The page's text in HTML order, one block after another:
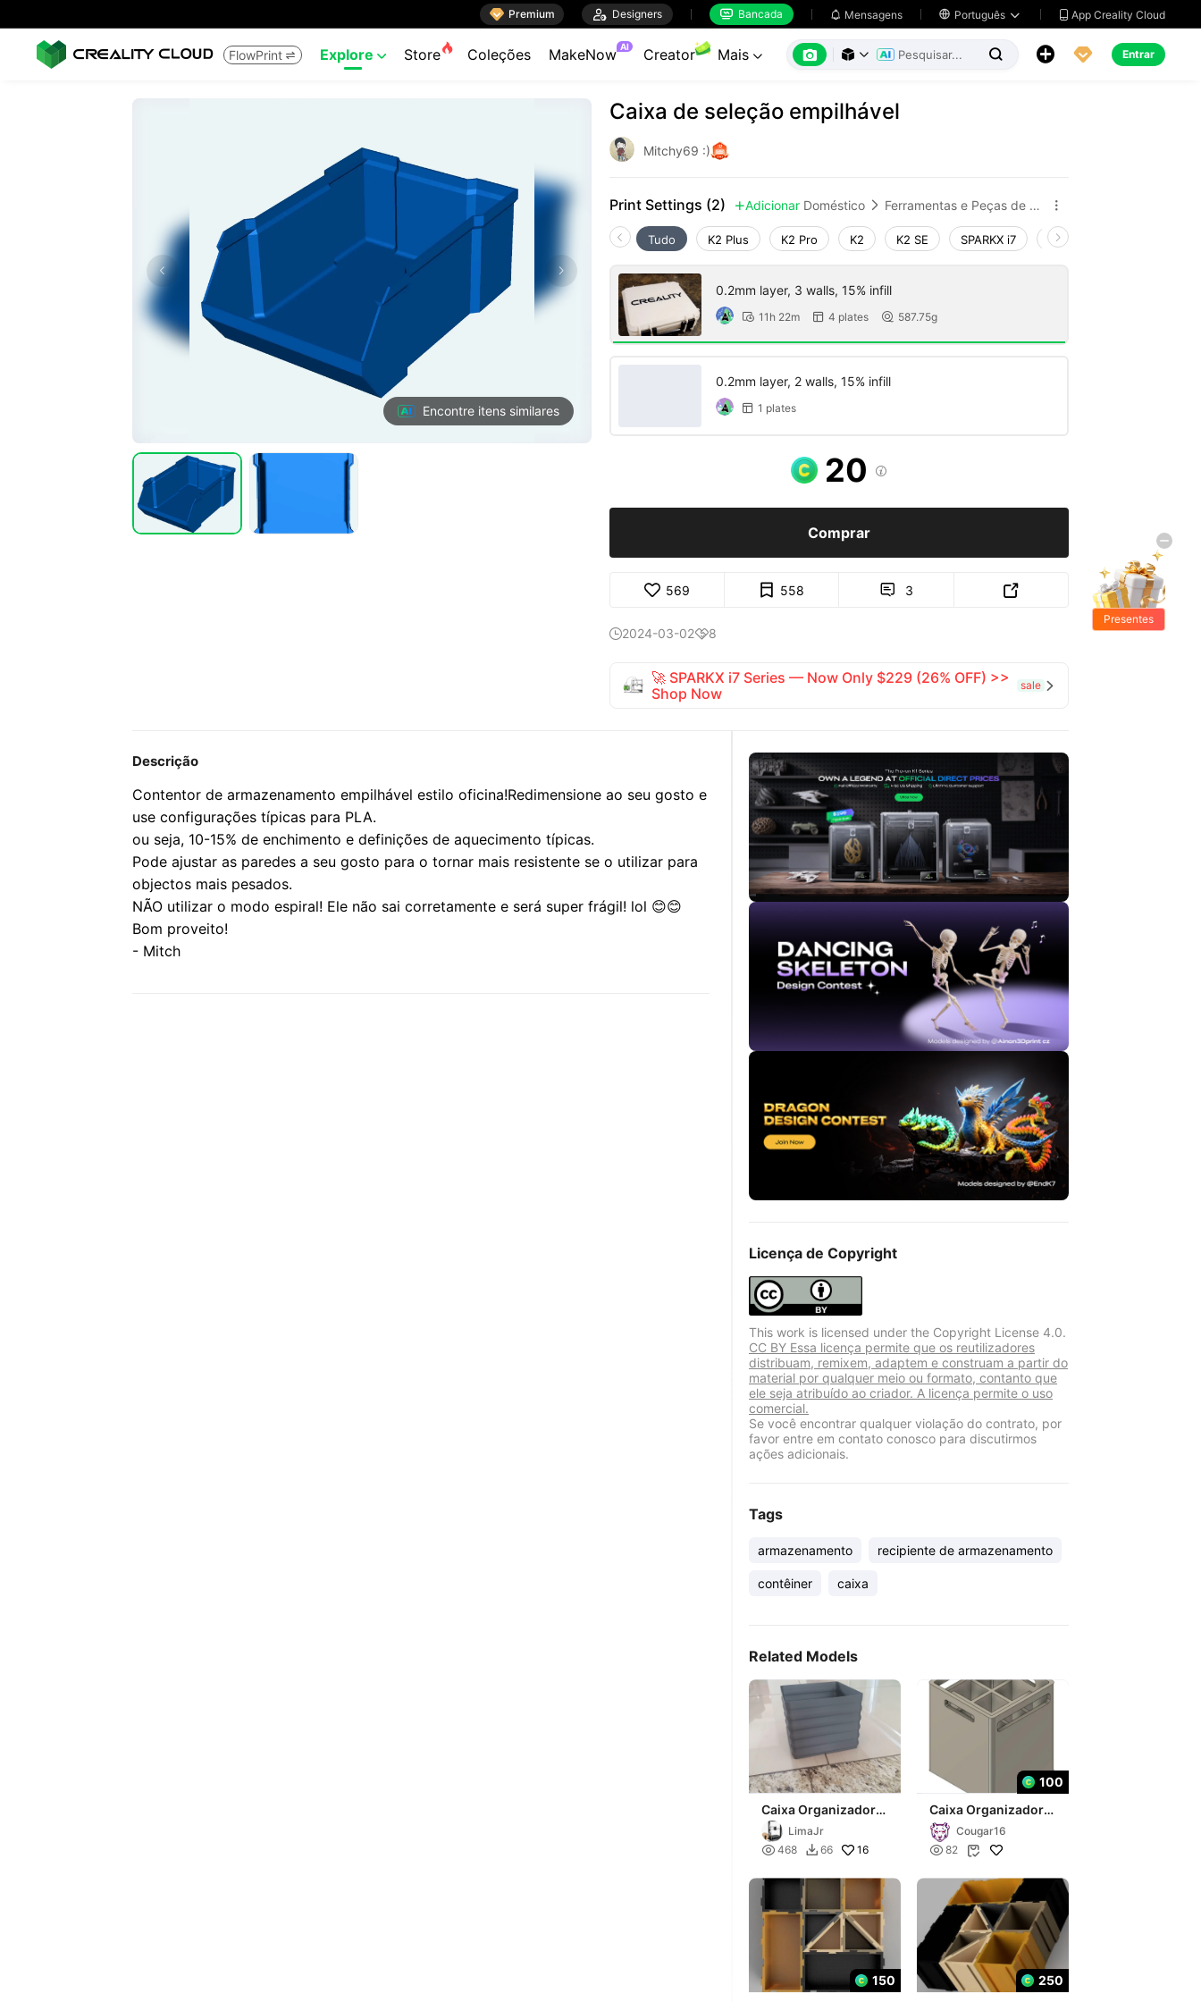
 Premium  Designers  Bancada  Mensagens  Português   App Creality Cloud
FlowPrint  Explore  Store Coleções MakeNow AI Creator Mais        Entrar
Encontre itens similares
Caixa de seleção empilhável
Mitchy69 :)
Print Settings (2) Adicionar Doméstico  Ferramentas e Peças de Reposição 
Tudo K2 Plus K2 Pro K2 K2 SE SPARKX i7 Creality Hi
0.2mm layer, 3 walls, 15% infill
 11h 22m  4 plates  587.75g
0.2mm layer, 2 walls, 15% infill
 1 plates
20 
Comprar
569 558  3 
2024-03-028
🚀 SPARKX i7 Series — Now Only $229 (26% OFF) >>
Shop Now
sale 
Descrição
Contentor de armazenamento empilhável estilo oficina!Redimensione ao seu gosto e
use configurações típicas para PLA.
ou seja, 10-15% de enchimento e definições de aquecimento típicas.
Pode ajustar as paredes a seu gosto para o tornar mais resistente se o utilizar para
objectos mais pesados.
NÃO utilizar o modo espiral! Ele não sai corretamente e será super frágil! lol 😊😊
Bom proveito!
- Mitch
Licença de Copyright
This work is licensed under the Copyright License 4.0.
CC BY Essa licença permite que os reutilizadores
distribuam, remixem, adaptem e construam a partir do
material por qualquer meio ou formato, contanto que
ele seja atribuído ao criador. A licença permite o uso
comercial.
Se você encontrar qualquer violação do contrato, por
favor entre em contato conosco para discutirmos
ações adicionais.
Tags
armazenamento recipiente de armazenamento
contêiner caixa
Related Models
Caixa Organizadora
- Empilhável e
Escalonável (Modo
Vaso)
LimaJr
 468  66 16
100
Caixa Organizadora
de PilhasCougar16
 82 
150
250
Presentes